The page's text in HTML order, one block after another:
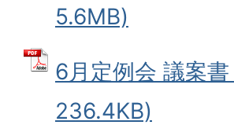
5.6MB)
6月定例会 議案
236.4KB)